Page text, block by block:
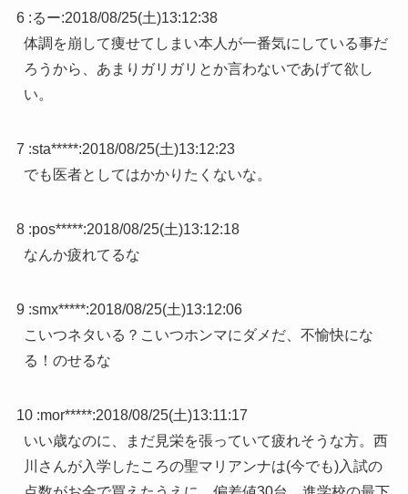
6 :るー:2018/08/25(土)13:12:38
体調を崩して痩せてしまい本人が一番気にしている事だ
ろうから、あまりガリガリとか言わないであげて欲し
い。
7 :sta*****:2018/08/25(土)13:12:23
でも医者としてはかかりたくないな。
8 :pos*****:2018/08/25(土)13:12:18
なんか疲れてるな
9 :smx*****:2018/08/25(土)13:12:06
こいつネタいる？こいつホンマにダメだ、不愉快にな
る！のせるな
10 :mor*****:2018/08/25(土)13:11:17
いい歳なのに、まだ見栄を張っていて疲れそうな方。西
川さんが入学したころの聖マリアンナは(今でも)入試の